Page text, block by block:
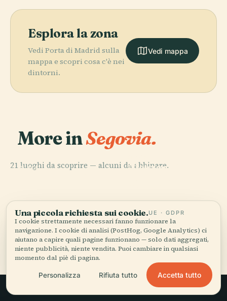
Esplora la zona
Vedi Porta di Madrid sulla
mappa e scopri cosa c'è nei
dintorni.
Vedi mappa
More inSegovia.
21 luoghi da scoprire — alcuni da abbinare.
PLACE
Alcázar di
PLACE PLACE
Tutti i 21 luoghi di Segovia
Una piccola richiesta sui cookie.UE · GDPR
I cookie strettamente necessari fanno funzionare la
navigazione. I cookie di analisi (PostHog, Google Analytics) ci
aiutano a capire quali pagine funzionano — solo dati aggregati,
niente pubblicità, niente vendita. Puoi cambiare in qualsiasi
momento dal piè di pagina.
Personalizza Rifiuta tutto Accetta tutto